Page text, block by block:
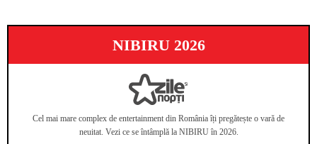
NIBIRU 2026
Cel mai mare complex de entertainment din România îți pregătește o vară de
neuitat. Vezi ce se întâmplă la NIBIRU în 2026.